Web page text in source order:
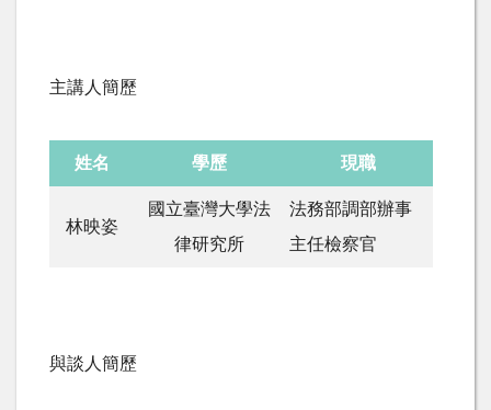
主講人簡歷
姓名 學歷 現職
林映姿
國立臺灣大學法
律研究所
法務部調部辦事
主任檢察官
與談人簡歷